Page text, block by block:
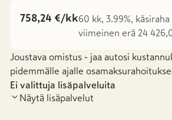
758,24 €/kk60 kk, 3.99%, käsiraha
viimeinen erä 24
Joustava omistus - jaa autosi
pidemmälle ajalle
Ei valittuja lisäpalveluita
Näytä lisäpalvelut